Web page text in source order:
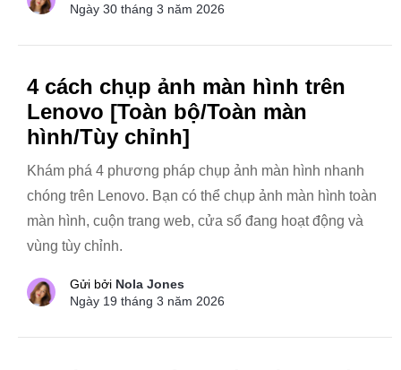
Ngày 30 tháng 3 năm 2026
4 cách chụp ảnh màn hình trên
Lenovo [Toàn bộ/Toàn màn
hình/Tùy chỉnh]
Khám phá 4 phương pháp chụp ảnh màn hình nhanh
chóng trên Lenovo. Bạn có thể chụp ảnh màn hình toàn
màn hình, cuộn trang web, cửa sổ đang hoạt động và
vùng tùy chỉnh.
Gửi bởi Nola Jones
Ngày 19 tháng 3 năm 2026